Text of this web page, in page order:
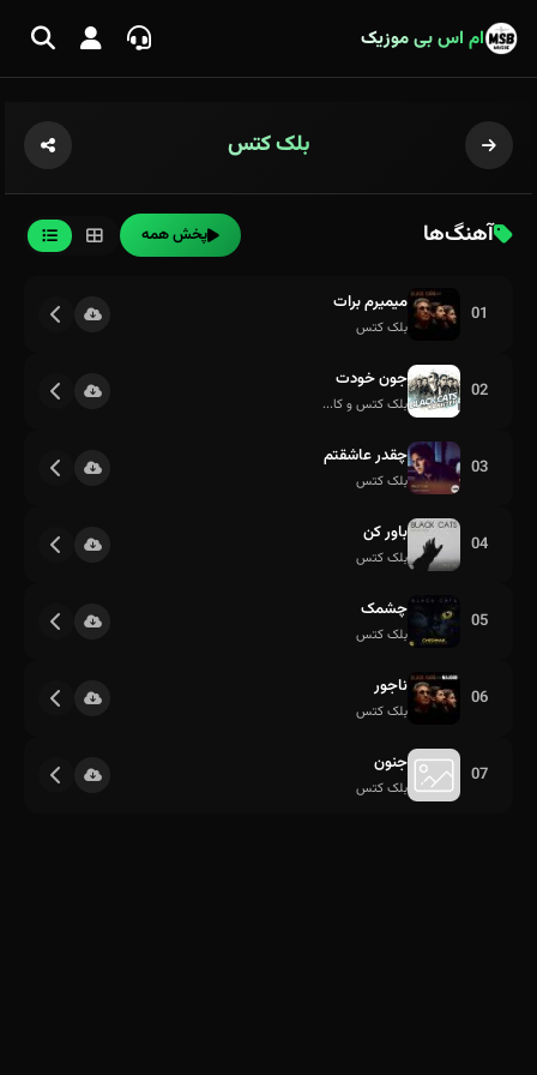
ام اس بی موزیک
بلک کتس
آهنگ‌ها پخش همه
01 میمیرم برات
بلک کتس
02 جون خودت
بلک کتس و کا...
03 چقدر عاشقتم
بلک کتس
04 باور کن
بلک کتس
05 چشمک
بلک کتس
06 ناجور
بلک کتس
07 جنون
بلک کتس